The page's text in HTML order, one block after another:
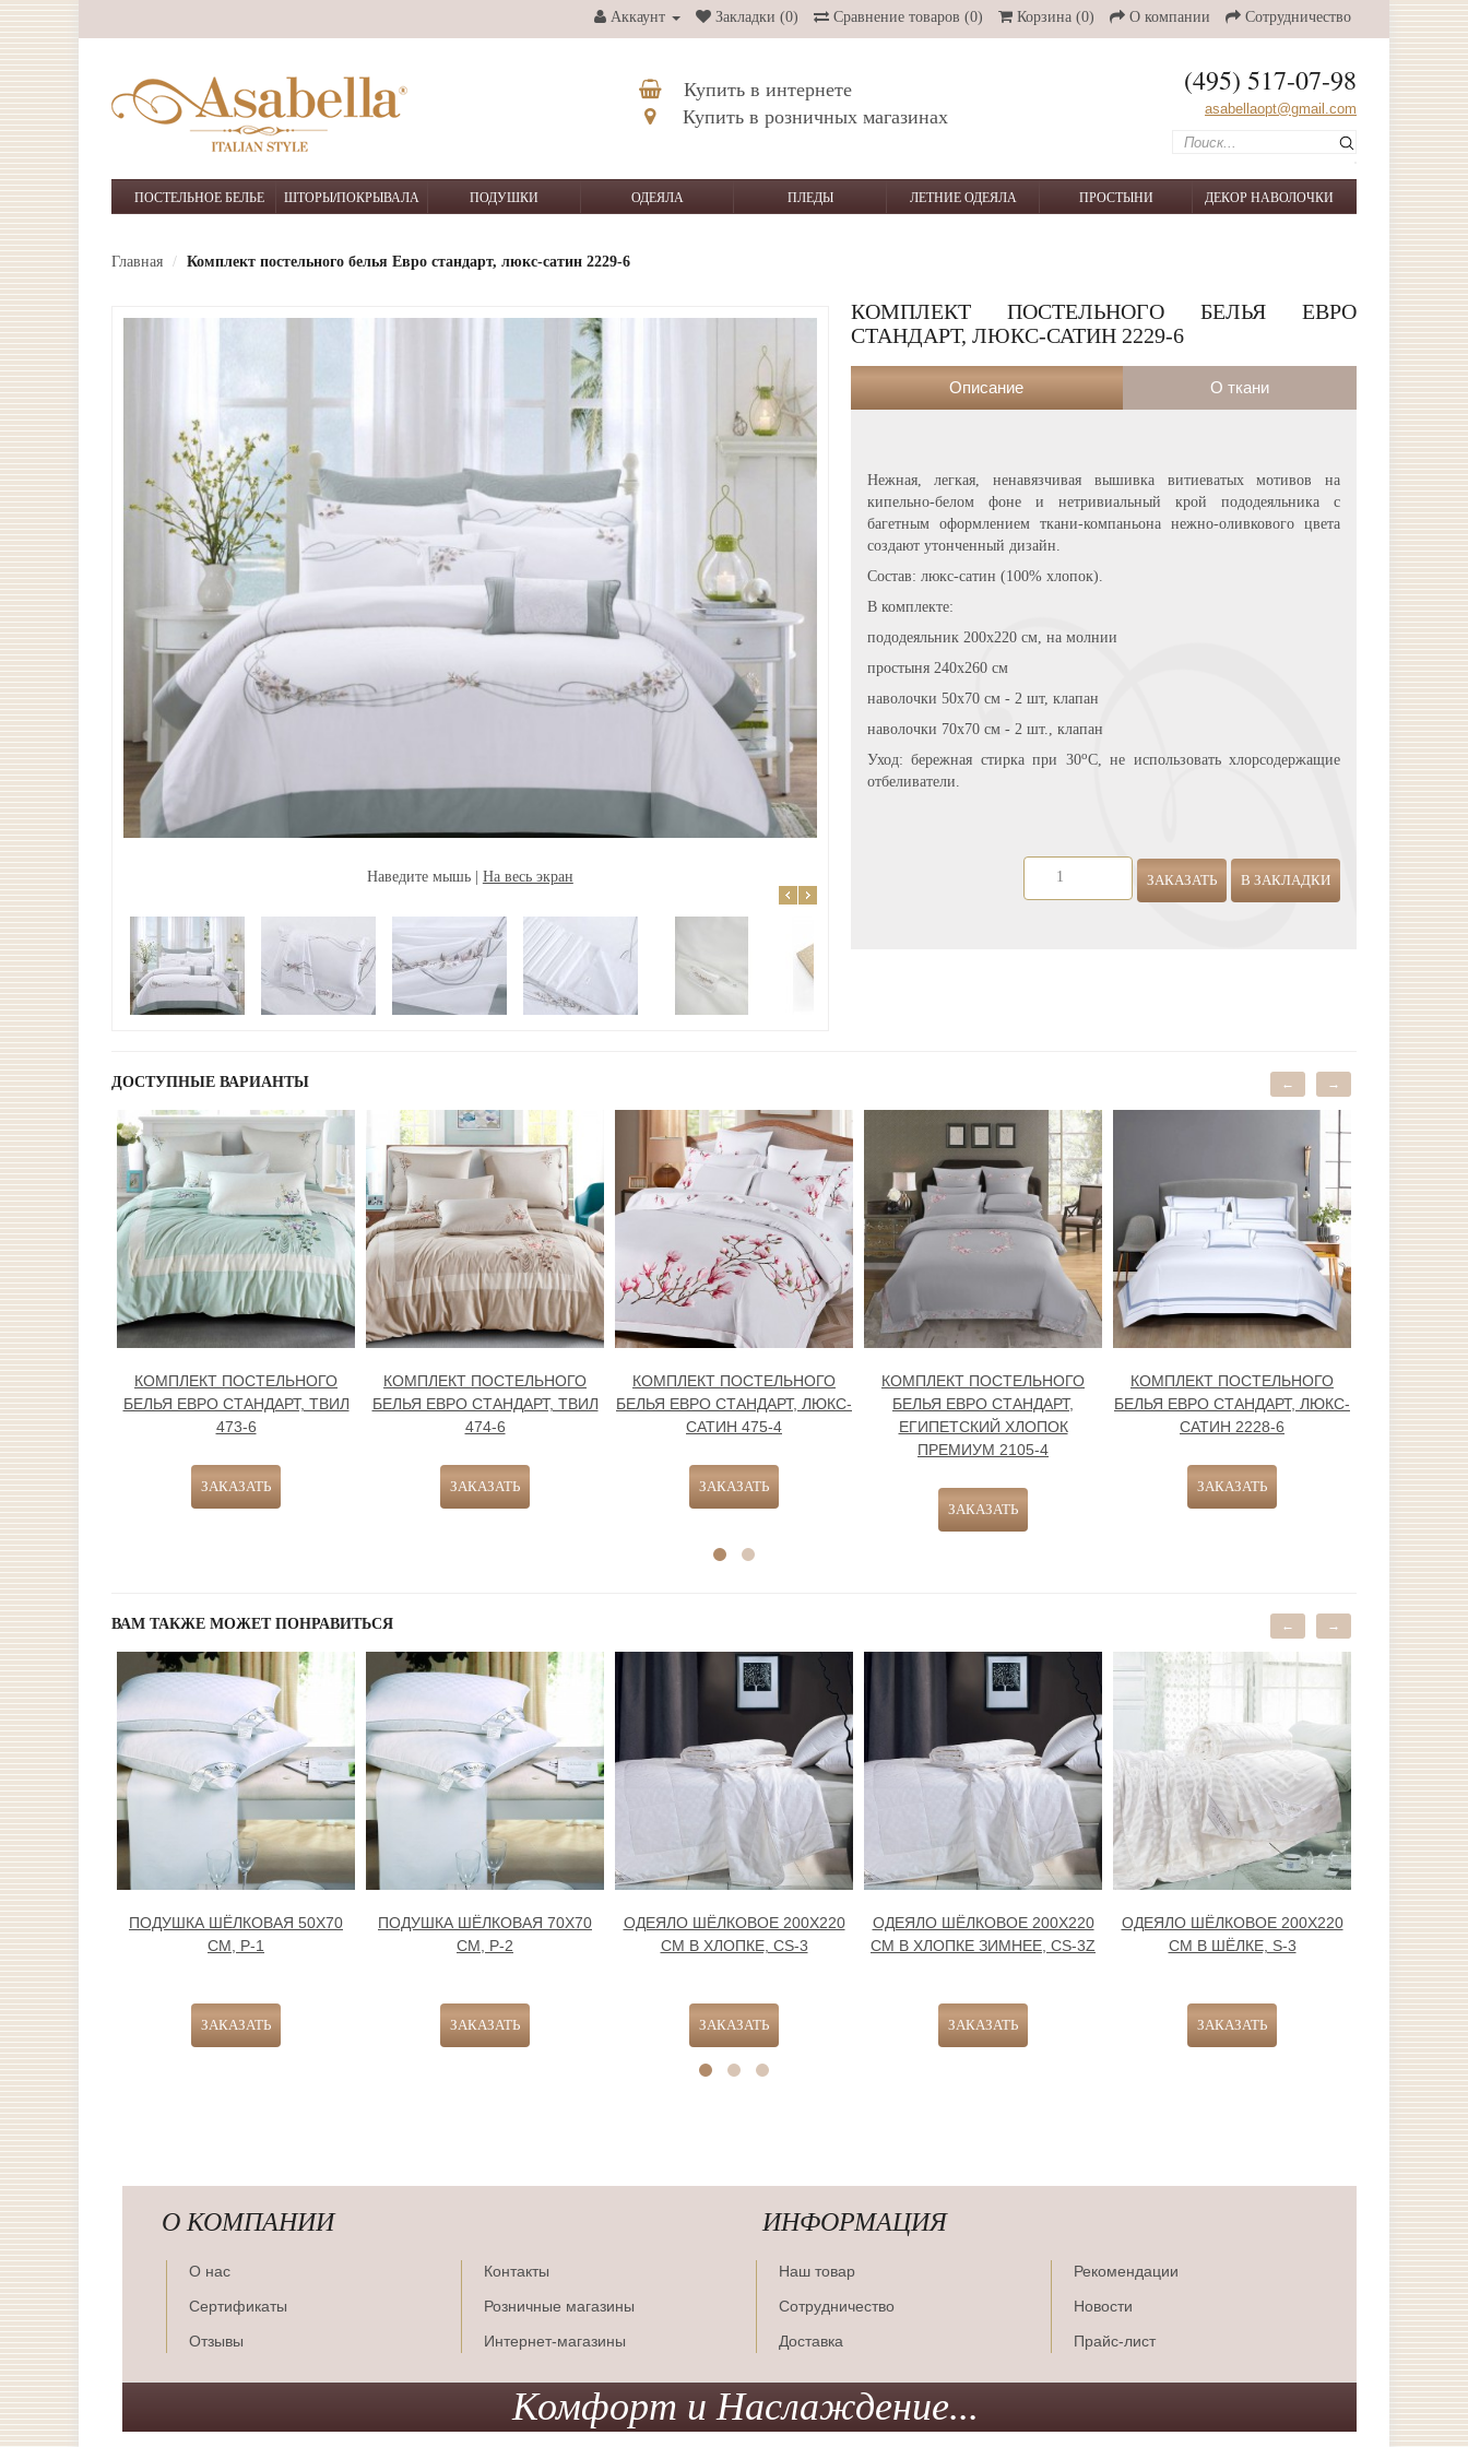
Аккаунт Закладки (0) Сравнение товаров (0) Корзина (0) О компании Сотрудничество
Купить в интернете
Купить в розничных магазинах
(495) 517-07-98
asabellaopt@gmail.com
ПОСТЕЛЬНОЕ БЕЛЬЕ ШТОРЫ/ПОКРЫВАЛА ПОДУШКИ ОДЕЯЛА ПЛЕДЫ ЛЕТНИЕ ОДЕЯЛА ПРОСТЫНИ ДЕКОР НАВОЛОЧКИ
Главная Комплект постельного белья Евро стандарт, люкс-сатин 2229-6
Наведите мышь | На весь экран
КОМПЛЕКТ ПОСТЕЛЬНОГО БЕЛЬЯ ЕВРО
СТАНДАРТ, ЛЮКС-САТИН 2229-6
Описание О ткани
Нежная, легкая, ненавязчивая вышивка витиеватых мотивов на
кипельно-белом фоне и нетривиальный крой пододеяльника с
багетным оформлением ткани-компаньона нежно-оливкового цвета
создают утонченный дизайн.
Состав: люкс-сатин (100% хлопок).
В комплекте:
пододеяльник 200х220 см, на молнии
простыня 240х260 см
наволочки 50х70 см - 2 шт, клапан
наволочки 70х70 см - 2 шт., клапан
Уход: бережная стирка при 30оС, не использовать хлорсодержащие
отбеливатели.
ЗАКАЗАТЬ В ЗАКЛАДКИ
ДОСТУПНЫЕ ВАРИАНТЫ
КОМПЛЕКТ ПОСТЕЛЬНОГО
БЕЛЬЯ ЕВРО СТАНДАРТ, ТВИЛ
473-6
КОМПЛЕКТ ПОСТЕЛЬНОГО
БЕЛЬЯ ЕВРО СТАНДАРТ, ТВИЛ
474-6
КОМПЛЕКТ ПОСТЕЛЬНОГО
БЕЛЬЯ ЕВРО СТАНДАРТ, ЛЮКС-
САТИН 475-4
КОМПЛЕКТ ПОСТЕЛЬНОГО
БЕЛЬЯ ЕВРО СТАНДАРТ,
ЕГИПЕТСКИЙ ХЛОПОК
ПРЕМИУМ 2105-4
КОМПЛЕКТ ПОСТЕЛЬНОГО
БЕЛЬЯ ЕВРО СТАНДАРТ, ЛЮКС-
САТИН 2228-6
БЕЛЬЯ
← →
ВАМ ТАКЖЕ МОЖЕТ ПОНРАВИТЬСЯ
ПОДУШКА ШЁЛКОВАЯ 50Х70
СМ, Р-1
ПОДУШКА ШЁЛКОВАЯ 70Х70
СМ, Р-2
ОДЕЯЛО ШЁЛКОВОЕ 200Х220
СМ В ХЛОПКЕ, CS-3
ОДЕЯЛО ШЁЛКОВОЕ 200Х220
СМ В ХЛОПКЕ ЗИМНЕЕ, CS-3Z
ОДЕЯЛО ШЁЛКОВОЕ 200Х220
СМ В ШЁЛКЕ, S-3
← →
О КОМПАНИИ ИНФОРМАЦИЯ
О нас
Сертификаты
Отзывы
Контакты
Розничные магазины
Интернет-магазины
Наш товар
Сотрудничество
Доставка
Рекомендации
Новости
Прайс-лист
Комфорт и Наслаждение...